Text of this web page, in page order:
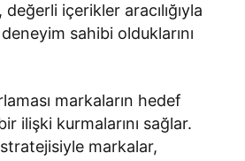
içerikler aracılığıyla
sahibi olduklarını
markaların hedef
ilişki kurmalarını sağlar.
markalar,